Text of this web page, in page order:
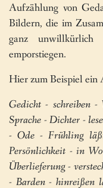
Aufzählung von
Bildern, die im
ganz unwillkürlich
emporstiegen.
Hier zum Beispiel ein
Gedicht - schreiben
Sprache - Dichter -
- Ode - Frühling
Persönlichkeit - in
Überlieferung -
- Barden - hinreißen